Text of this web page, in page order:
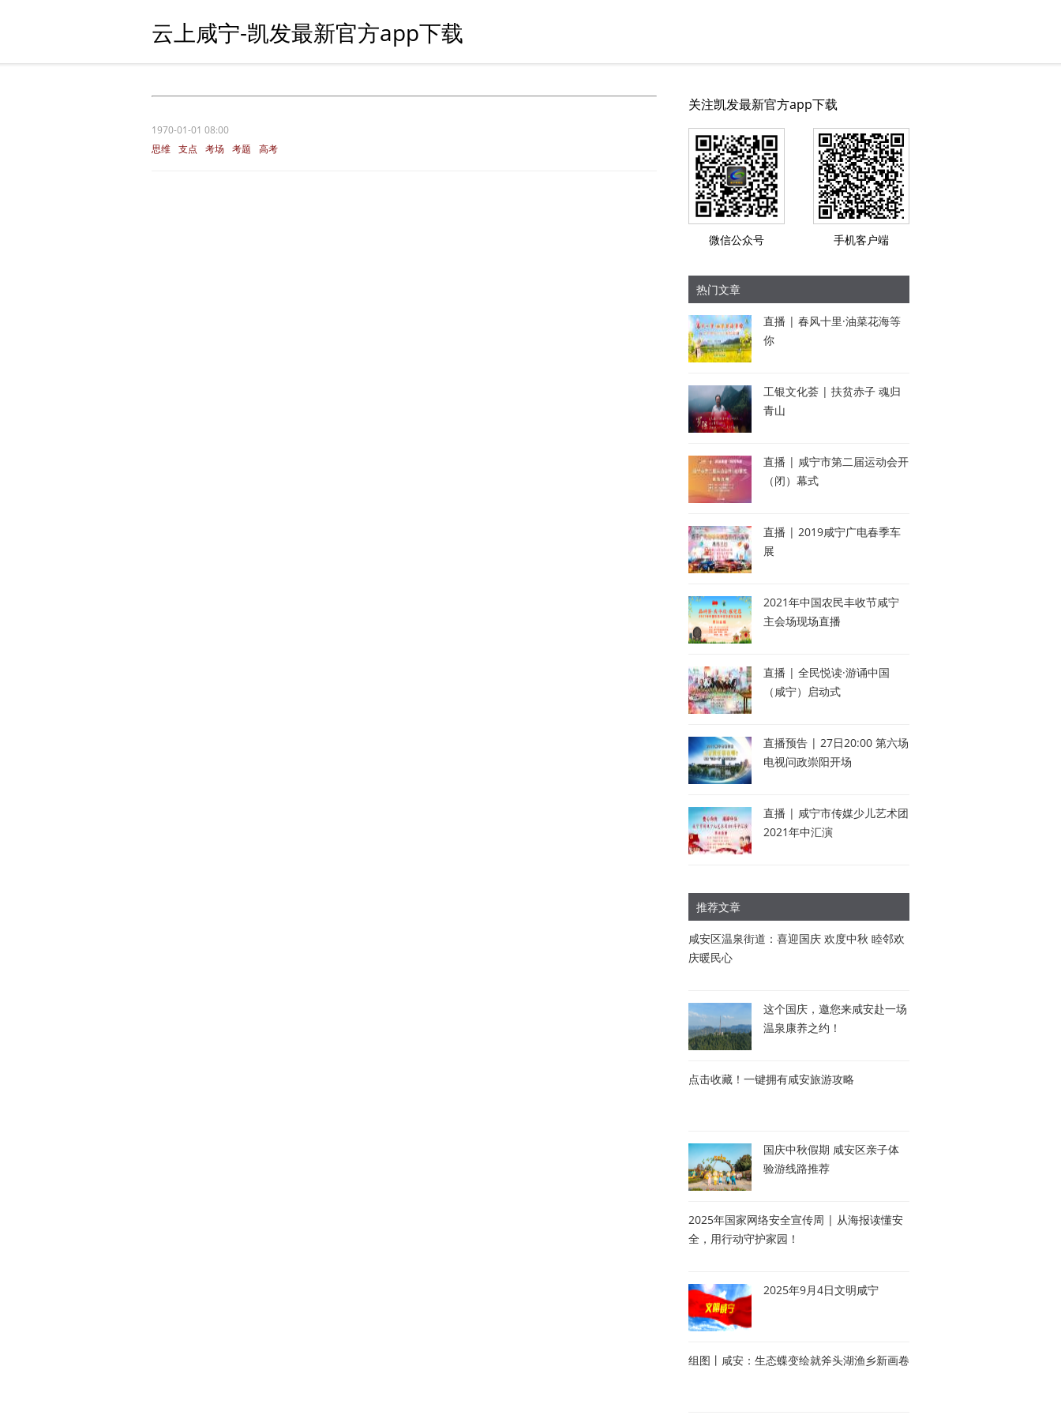
云上咸宁-凯发最新官方app下载
1970-01-01 08:00
思维 支点 考场 考题 高考
关注凯发最新官方app下载
微信公众号 手机客户端
热门文章
直播 | 春风十里·油菜花海等
你
工银文化荟 | 扶贫赤子 魂归
青山
直播 | 咸宁市第二届运动会开
（闭）幕式
直播 | 2019咸宁广电春季车
展
2021年中国农民丰收节咸宁
主会场现场直播
直播 | 全民悦读·游诵中国
（咸宁）启动式
直播预告 | 27日20:00 第六场
电视问政崇阳开场
直播 | 咸宁市传媒少儿艺术团
2021年中汇演
推荐文章
咸安区温泉街道：喜迎国庆 欢度中秋 睦邻欢
庆暖民心
这个国庆，邀您来咸安赴一场
温泉康养之约！
点击收藏！一键拥有咸安旅游攻略
国庆中秋假期 咸安区亲子体
验游线路推荐
2025年国家网络安全宣传周 | 从海报读懂安
全，用行动守护家园！
2025年9月4日文明咸宁
组图丨咸安：生态蝶变绘就斧头湖渔乡新画卷